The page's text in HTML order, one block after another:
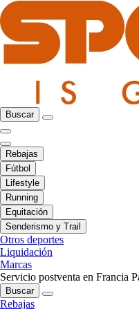
Buscar
Rebajas
Fútbol
Lifestyle
Running
Equitación
Senderismo y Trail
Otros deportes
Liquidación
Marcas
Servicio postventa en Francia
Buscar
Rebajas